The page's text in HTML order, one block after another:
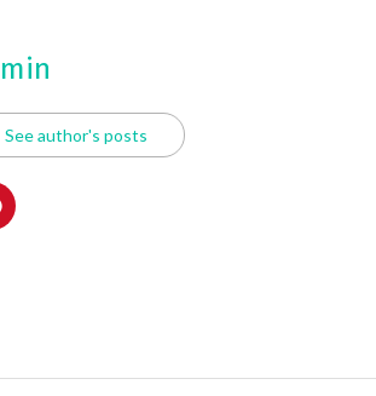
See author's posts